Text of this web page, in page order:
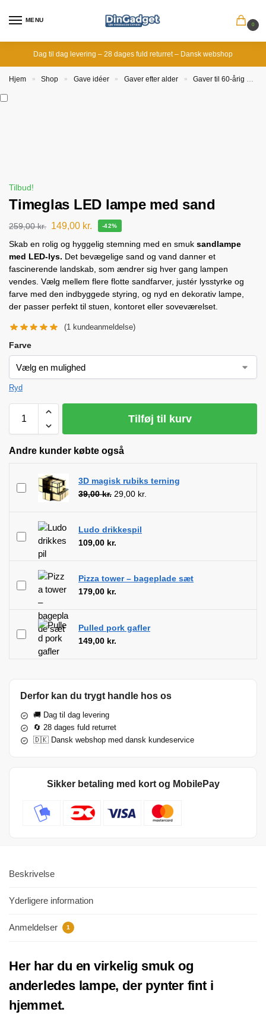
MENU
0
Dag til dag levering – 28 dages fuld returret – Dansk webshop
Hjem » Shop » Gave idéer » Gaver efter alder » Gaver til 60-årig
Tilbud!
Timeglas LED lampe med sand
259,00kr. 149,00 kr. -42%
Skab en rolig og hyggelig stemning med en smuk sandlampe
med LED-lys. Det bevægelige sand og vand danner et
fascinerende landskab, som ændrer sig hver gang lampen
vendes. Vælg mellem flere flotte sandfarver, justér lysstyrke og
farve med den indbyggede styring, og nyd en dekorativ lampe,
der passer perfekt til stuen, kontoret eller soveværelset.
(1 kundeanmeldelse)
Farve
Ryd
Tilføj til kurv
Andre kunder købte også
3D magisk rubiks terning
39,00kr. 29,00 kr.
Ludo drikkespil
109,00 kr.
Pizza tower – bageplade sæt
179,00 kr.
Pulled pork gafler
149,00 kr.
Derfor kan du trygt handle hos os
🚚 Dag til dag levering
🔄 28 dages fuld returret
🇩🇰 Dansk webshop med dansk kundeservice
Sikker betaling med kort og MobilePay
Beskrivelse
Yderligere information
Anmeldelser 1
Her har du en virkelig smuk og
anderledes lampe, der pynter fint i
hjemmet.